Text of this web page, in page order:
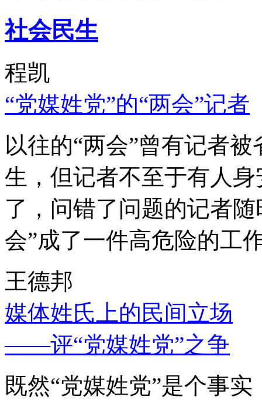
社会民生
程凯
“党媒姓党”的“两会”记者
以往的“两会”曾有记者
生，但记者不至于有人
了，问错了问题的记者
会”成了一件高危险的工
王德邦
媒体姓氏上的民间立场
——评“党媒姓党”之争
既然“党媒姓党”是个事